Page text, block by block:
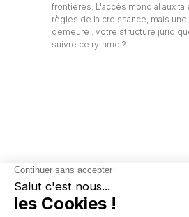
frontières. L'accès mondial aux
règles de la croissance, mais
demeure : votre structure
suivre ce rythme ?
NOS EVENEMENTS